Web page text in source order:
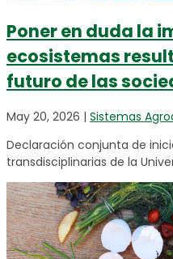
Poner en duda la
ecosistemas
futuro de las
May 20, 2026 | Sistemas
Declaración conjunta de
transdisciplinarias de la